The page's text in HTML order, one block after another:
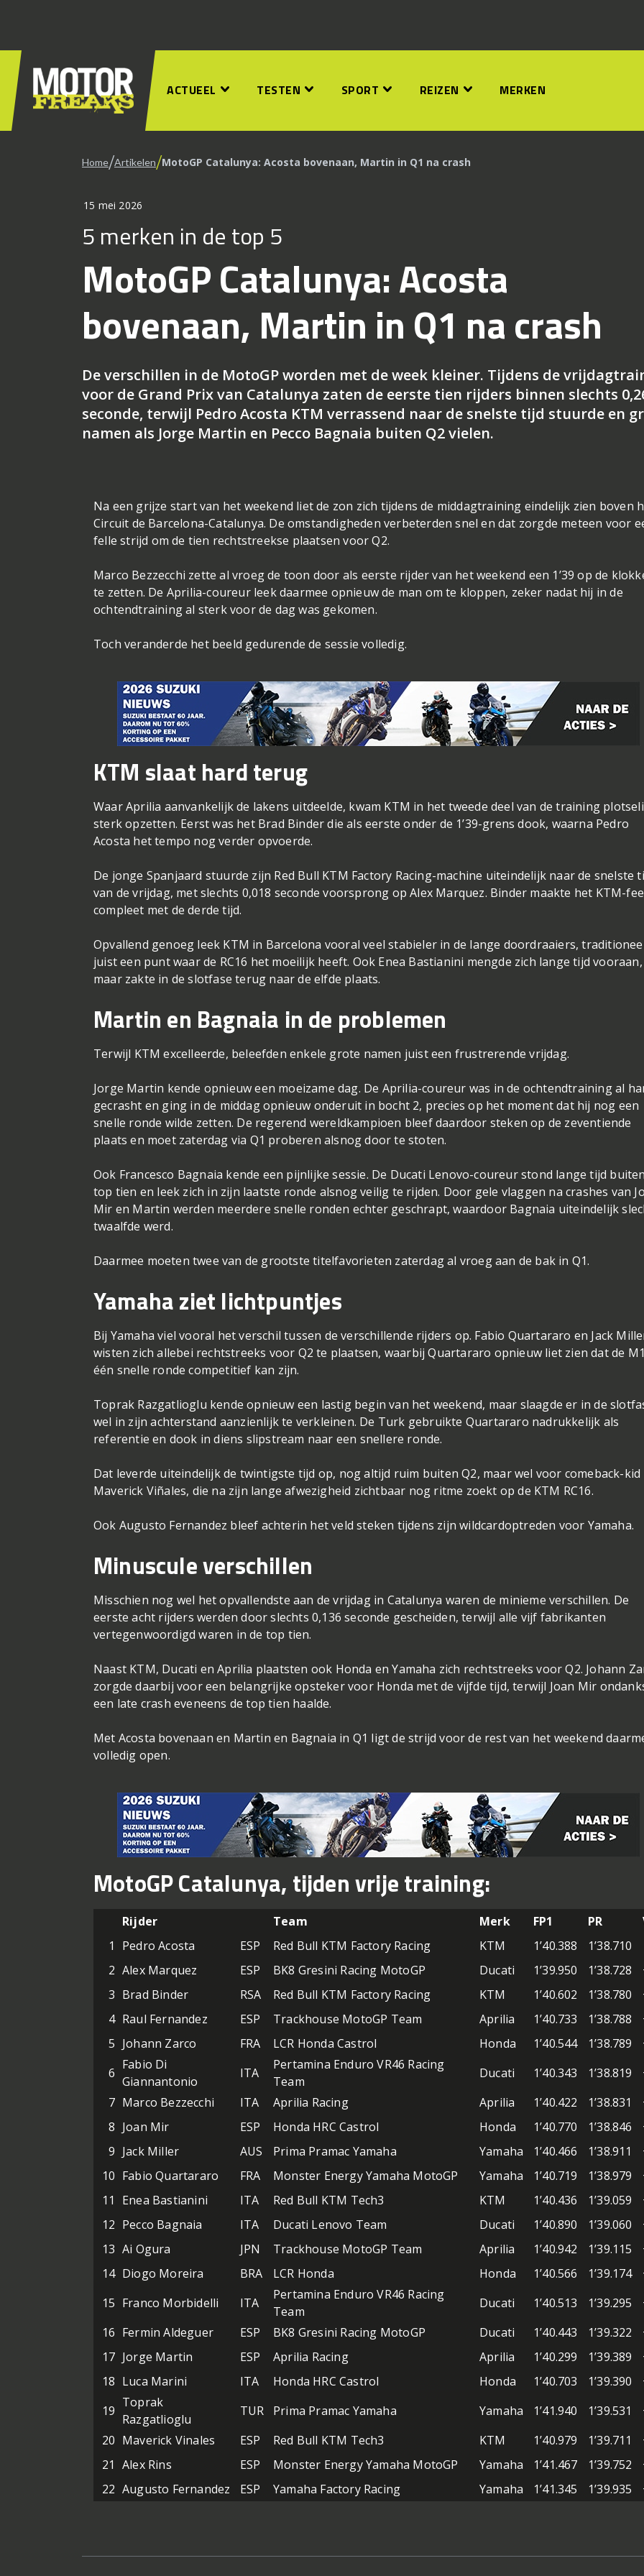
ACTUEEL TESTEN SPORT REIZEN MERKEN
Home/Artikelen/MotoGP Catalunya: Acosta bovenaan, Martin in Q1 na crash
15 mei 2026
5 merken in de top 5
MotoGP Catalunya: Acosta
bovenaan, Martin in Q1 na crash
De verschillen in de MotoGP worden met de week kleiner. Tijdens de
voor de Grand Prix van Catalunya zaten de eerste tien rijders binnen slechts
seconde, terwijl Pedro Acosta KTM verrassend naar de snelste tijd stuurde en
namen als Jorge Martin en Pecco Bagnaia buiten Q2 vielen.
Na een grijze start van het weekend liet de zon zich tijdens de middagtraining eindelijk zien boven
Circuit de Barcelona-Catalunya. De omstandigheden verbeterden snel en dat zorgde meteen voor
felle strijd om de tien rechtstreekse plaatsen voor Q2.
Marco Bezzecchi zette al vroeg de toon door als eerste rijder van het weekend een 1’39 op de
te zetten. De Aprilia-coureur leek daarmee opnieuw de man om te kloppen, zeker nadat hij in de
ochtendtraining al sterk voor de dag was gekomen.
Toch veranderde het beeld gedurende de sessie volledig.
KTM slaat hard terug
Waar Aprilia aanvankelijk de lakens uitdeelde, kwam KTM in het tweede deel van de training
sterk opzetten. Eerst was het Brad Binder die als eerste onder de 1’39-grens dook, waarna Pedro
Acosta het tempo nog verder opvoerde.
De jonge Spanjaard stuurde zijn Red Bull KTM Factory Racing-machine uiteindelijk naar de snelste
van de vrijdag, met slechts 0,018 seconde voorsprong op Alex Marquez. Binder maakte het KTM-
compleet met de derde tijd.
Opvallend genoeg leek KTM in Barcelona vooral veel stabieler in de lange doordraaiers,
juist een punt waar de RC16 het moeilijk heeft. Ook Enea Bastianini mengde zich lange tijd vooraan,
maar zakte in de slotfase terug naar de elfde plaats.
Martin en Bagnaia in de problemen
Terwijl KTM excelleerde, beleefden enkele grote namen juist een frustrerende vrijdag.
Jorge Martin kende opnieuw een moeizame dag. De Aprilia-coureur was in de ochtendtraining al
gecrasht en ging in de middag opnieuw onderuit in bocht 2, precies op het moment dat hij nog een
snelle ronde wilde zetten. De regerend wereldkampioen bleef daardoor steken op de zeventiende
plaats en moet zaterdag via Q1 proberen alsnog door te stoten.
Ook Francesco Bagnaia kende een pijnlijke sessie. De Ducati Lenovo-coureur stond lange tijd
top tien en leek zich in zijn laatste ronde alsnog veilig te rijden. Door gele vlaggen na crashes van
Mir en Martin werden meerdere snelle ronden echter geschrapt, waardoor Bagnaia uiteindelijk
twaalfde werd.
Daarmee moeten twee van de grootste titelfavorieten zaterdag al vroeg aan de bak in Q1.
Yamaha ziet lichtpuntjes
Bij Yamaha viel vooral het verschil tussen de verschillende rijders op. Fabio Quartararo en Jack
wisten zich allebei rechtstreeks voor Q2 te plaatsen, waarbij Quartararo opnieuw liet zien dat de
één snelle ronde competitief kan zijn.
Toprak Razgatlioglu kende opnieuw een lastig begin van het weekend, maar slaagde er in de
wel in zijn achterstand aanzienlijk te verkleinen. De Turk gebruikte Quartararo nadrukkelijk als
referentie en dook in diens slipstream naar een snellere ronde.
Dat leverde uiteindelijk de twintigste tijd op, nog altijd ruim buiten Q2, maar wel voor comeback-kid
Maverick Viñales, die na zijn lange afwezigheid zichtbaar nog ritme zoekt op de KTM RC16.
Ook Augusto Fernandez bleef achterin het veld steken tijdens zijn wildcardoptreden voor Yamaha.
Minuscule verschillen
Misschien nog wel het opvallendste aan de vrijdag in Catalunya waren de minieme verschillen. De
eerste acht rijders werden door slechts 0,136 seconde gescheiden, terwijl alle vijf fabrikanten
vertegenwoordigd waren in de top tien.
Naast KTM, Ducati en Aprilia plaatsten ook Honda en Yamaha zich rechtstreeks voor Q2. Johann
zorgde daarbij voor een belangrijke opsteker voor Honda met de vijfde tijd, terwijl Joan Mir
een late crash eveneens de top tien haalde.
Met Acosta bovenaan en Martin en Bagnaia in Q1 ligt de strijd voor de rest van het weekend
volledig open.
MotoGP Catalunya, tijden vrije training:
Rijder Team Merk FP1 PR
1
Pedro Acosta ESP Red Bull KTM Factory Racing KTM 1’40.388
1’38.710
2 Alex Marquez ESP BK8 Gresini Racing MotoGP Ducati 1’39.950 1’38.728
3 Brad Binder RSA Red Bull KTM Factory Racing KTM 1’40.602 1’38.780
4 Raul Fernandez ESP Trackhouse MotoGP Team Aprilia 1’40.733 1’38.788
5 Johann Zarco FRA LCR Honda Castrol Honda 1’40.544 1’38.789
6
Fabio Di
Giannantonio
ITA
Pertamina Enduro VR46 Racing
Team
Ducati 1’40.343 1’38.819
7 Marco Bezzecchi ITA Aprilia Racing Aprilia 1’40.422 1’38.831
8 Joan Mir ESP Honda HRC Castrol Honda 1’40.770 1’38.846
9 Jack Miller AUS Prima Pramac Yamaha Yamaha 1’40.466 1’38.911
10 Fabio Quartararo FRA Monster Energy Yamaha MotoGP Yamaha 1’40.719 1’38.979
11
Enea Bastianini ITA Red Bull KTM Tech3 KTM 1’40.436 1’39.059
12 Pecco Bagnaia ITA Ducati Lenovo Team Ducati 1’40.890 1’39.060
13 Ai Ogura JPN Trackhouse MotoGP Team Aprilia 1’40.942 1’39.115
14 Diogo Moreira BRA LCR Honda Honda 1’40.566 1’39.174
15 Franco Morbidelli ITA
Pertamina Enduro VR46 Racing
Team
Ducati 1’40.513 1’39.295
16 Fermin Aldeguer ESP BK8 Gresini Racing MotoGP Ducati 1’40.443 1’39.322
17 Jorge Martin ESP Aprilia Racing Aprilia 1’40.299 1’39.389
18 Luca Marini ITA Honda HRC Castrol Honda 1’40.703 1’39.390
19
Toprak
Razgatlioglu
TUR Prima Pramac Yamaha Yamaha 1’41.940 1’39.531
20 Maverick Vinales ESP Red Bull KTM Tech3 KTM 1’40.979 1’39.711
21 Alex Rins ESP Monster Energy Yamaha MotoGP Yamaha 1’41.467 1’39.752
22 Augusto Fernandez ESP Yamaha Factory Racing Yamaha 1’41.345 1’39.935